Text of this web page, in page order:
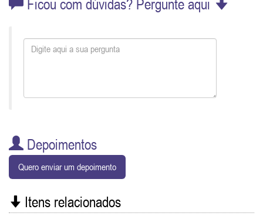
Ficou com dúvidas? Pergunte aqui
Depoimentos
Quero enviar um depoimento
Itens relacionados